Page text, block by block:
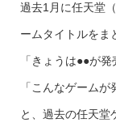
過去1月に任天堂
ームタイトルをま
「きょうは●●が
「こんなゲーム
と、過去の任天堂